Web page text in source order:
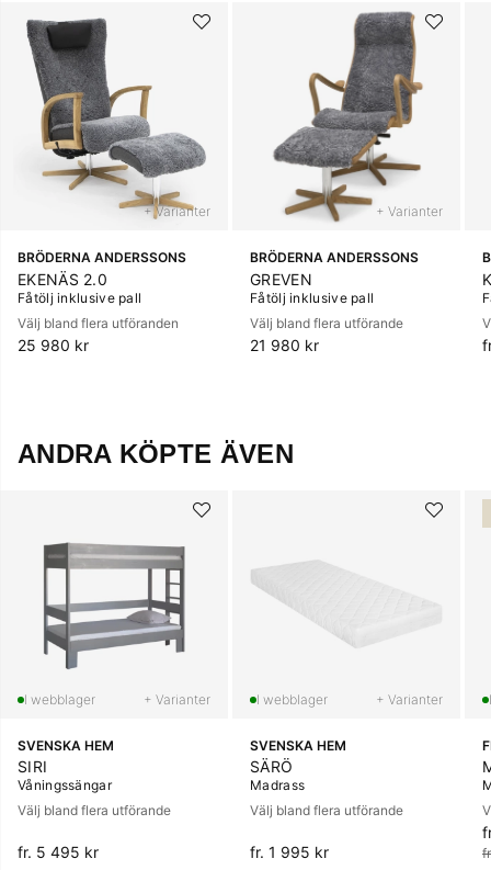
+ Varianter
BRÖDERNA ANDERSSONS
EKENÄS 2.0
Fåtölj inklusive pall
Välj bland flera utföranden
25 980 kr
+ Varianter
BRÖDERNA ANDERSSONS
GREVEN
Fåtölj inklusive pall
Välj bland flera utförande
21 980 kr
ANDRA KÖPTE ÄVEN
+ Varianter
SVENSKA HEM
SIRI
Våningssängar
Välj bland flera utförande
fr. 5 495 kr
+ Varianter
SVENSKA HEM
SÄRÖ
Madrass
Välj bland flera utförande
fr. 1 995 kr